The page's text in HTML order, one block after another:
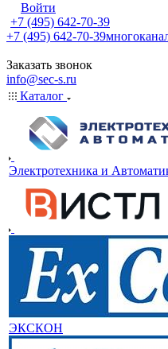
Войти
+7 (495) 642-70-39
+7 (495) 642-70-39
Заказать звонок
info@sec-s.ru
Каталог
Электротехника и
ЭКСКОН